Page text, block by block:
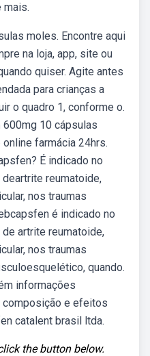
mais.
moles. Encontre aqui
na loja, app, site ou
quiser. Agite antes
para crianças a
o quadro 1, conforme o.
10 cápsulas
farmácia 24hrs.
É indicado no
reumatoide,
nos traumas
é indicado no
artrite reumatoide,
nos traumas
quando.
informações
e efeitos
catalent brasil ltda.
the button below.